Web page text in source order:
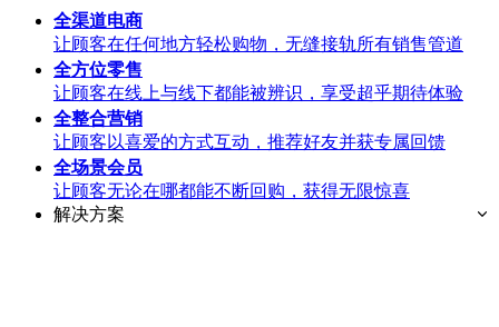
全渠道电商
让顾客在任何地方轻松购物，无缝接轨所有销售管道
全方位零售
让顾客在线上与线下都能被辨识，享受超乎期待体验
全整合营销
让顾客以喜爱的方式互动，推荐好友并获专属回馈
全场景会员
让顾客无论在哪都能不断回购，获得无限惊喜
解决方案